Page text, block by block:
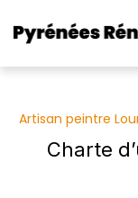
Artisan peintre
Charte